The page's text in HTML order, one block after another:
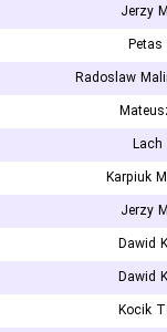
Jerzy
Petas
Radoslaw
Lach
Karpiuk
Jerzy
Dawid
Dawid
Kocik